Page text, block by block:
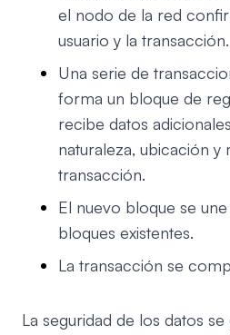
el nodo de la red
usuario y la transacción.
Una serie de
forma un bloque de
recibe datos
naturaleza, ubicación y
transacción.
El nuevo bloque se
bloques existentes.
La transacción se
La seguridad de los datos